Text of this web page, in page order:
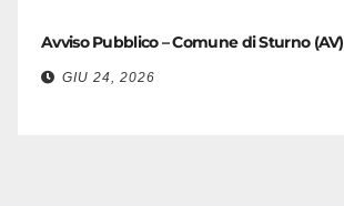
Avviso Pubblico – Comune di Sturno (AV)
GIU 24, 2026